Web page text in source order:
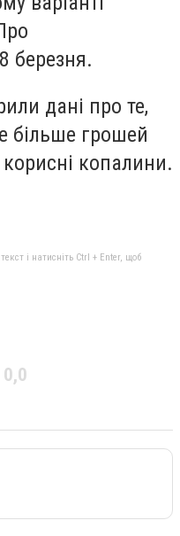
березня.
дані про те,
більше грошей
копалини.
і натисніть Ctrl + Enter, щоб
0,0